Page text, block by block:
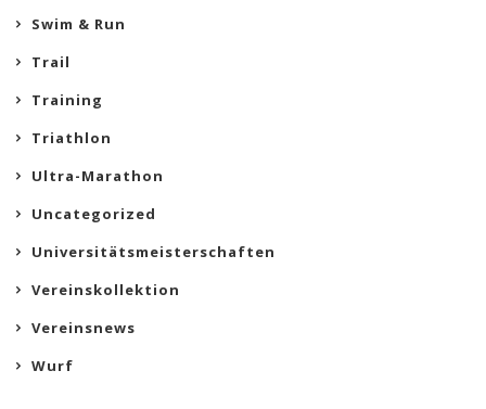
Swim & Run
Trail
Training
Triathlon
Ultra-Marathon
Uncategorized
Universitätsmeisterschaften
Vereinskollektion
Vereinsnews
Wurf